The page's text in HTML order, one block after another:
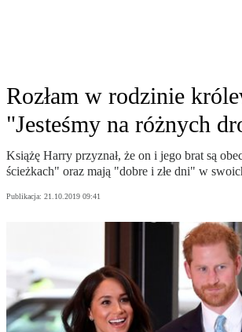
Rozłam w rodzinie
"Jesteśmy na różnych
Książę Harry przyznał, że on i jego brat są
ścieżkach" oraz mają "dobre i złe dni" w
Publikacja: 21.10.2019 09:41